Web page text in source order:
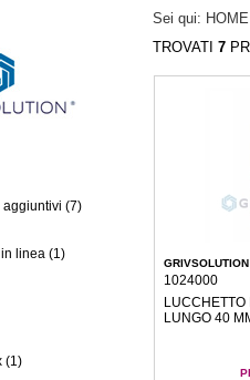
aggiuntivi (7)
linea (1)
(1)
Sei qui: HOME
TROVATI 7
GRIVSOLUTION
1024000
LUNGO 40